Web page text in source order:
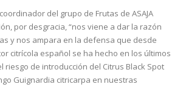
del grupo de Frutas de ASAJA
por desgracia, “nos viene a dar la razón
y nos ampara en la defensa que desde
citrícola español se ha hecho en los últimos
riesgo de introducción del Citrus Black Spot
Guignardia citricarpa en nuestras